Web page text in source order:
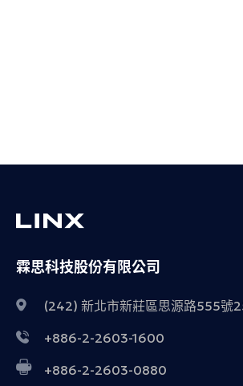
霖思科技股份有限公司
(242) 新北市新莊區思源路555號
+886-2-2603-1600
+886-2-2603-0880